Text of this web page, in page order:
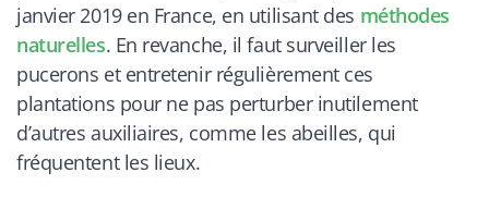
janvier 2019 en France, en utilisant des méthodes
naturelles. En revanche, il faut surveiller les
pucerons et entretenir régulièrement ces
plantations pour ne pas perturber inutilement
d’autres auxiliaires, comme les abeilles, qui
fréquentent les lieux.